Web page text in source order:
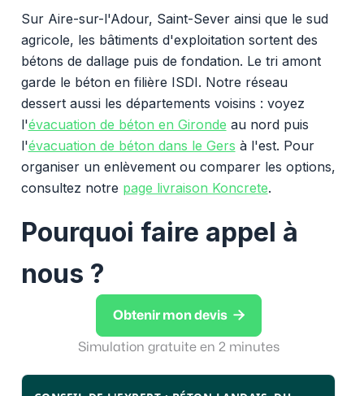
Sur Aire-sur-l'Adour, Saint-Sever ainsi que le sud
agricole, les bâtiments d'exploitation sortent des
bétons de dallage puis de fondation. Le tri amont
garde le béton en filière ISDI. Notre réseau
dessert aussi les départements voisins : voyez
l'évacuation de béton en Gironde au nord puis
l'évacuation de béton dans le Gers à l'est. Pour
organiser un enlèvement ou comparer les options,
consultez notre page livraison Koncrete.
Pourquoi faire appel à
nous ?
Obtenir mon devis 
Simulation gratuite en 2 minutes